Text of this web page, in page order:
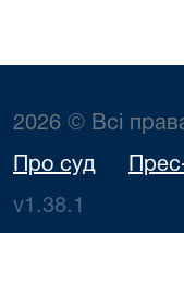
2026 © Всі
Про суд
v1.38.1